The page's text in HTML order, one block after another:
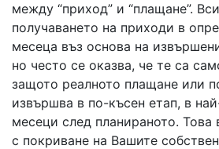
между “приход” и “плащане”.
получаването на приходи в
месеца въз основа на
но често се оказва, че те са
защото реалното плащане или
извършва в по-късен етап, в
месеци след планираното.
с покриване на Вашите